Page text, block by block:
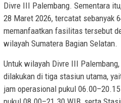
Divre III Palembang. Sementara
28 Maret 2026, tercatat sebanyak
memanfaatkan fasilitas tersebut
wilayah Sumatera Bagian Selatan.
Untuk wilayah Divre III
dilakukan di tiga stasiun utama,
jam operasional pukul